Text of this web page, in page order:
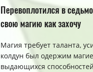
Перевоплотился в
свою магию как захочу
Магия требует таланта,
колдун был одержим
выдающихся